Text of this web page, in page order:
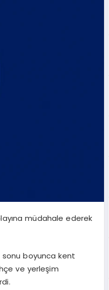
müdahale ederek
sonu boyunca kent
ve yerleşim